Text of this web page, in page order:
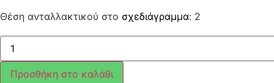
Θέση ανταλλακτικού στο σχεδιάγραμμα: 2
ΒΙΔΑ
SCOOTER
ποσότητα
Προσθήκη στο καλάθι